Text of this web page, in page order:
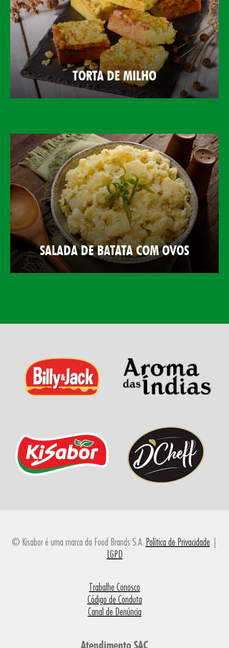
TORTA DE MILHO
SALADA DE BATATA COM OVOS
© Kisabor é uma marca da Food Brands S.A. Política de Privacidade |
LGPD
Trabalhe Conosco
Código de Conduta
Canal de Denúncia
Atendimento SAC